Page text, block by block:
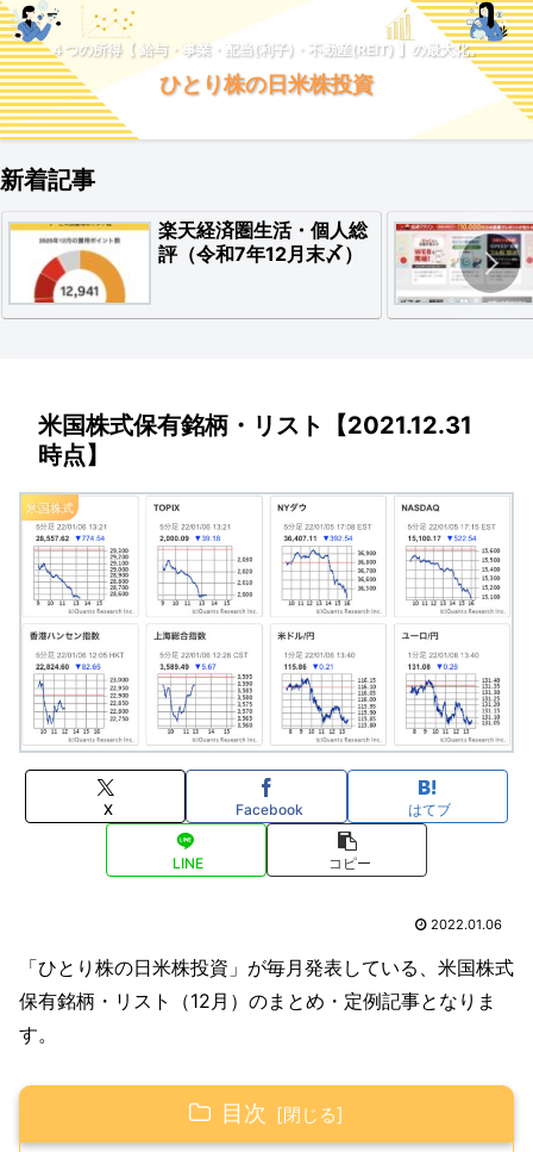
４つの所得【 給与・事業・配当(利子)・不動産(REIT) 】の最大化。
ひとり株の日米株投資
新着記事
楽天経済圏生活・個人総
評（令和7年12月末〆）
米国株式保有銘柄・リスト【2021.12.31
時点】
米国株式
X Facebook はてブ
LINE コピー
2022.01.06
「ひとり株の日米株投資」が毎月発表している、米国株式
保有銘柄・リスト（12月）のまとめ・定例記事となりま
す。
目次